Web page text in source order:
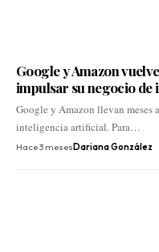
Google y Amazon
impulsar su negocio
Google y Amazon llevan meses
inteligencia artificial. Para…
Hace 3 meses Dariana González